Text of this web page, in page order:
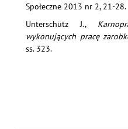
Społeczne 2013 nr 2, 21-28.
Unterschütz J.,
wykonujących pracę
ss. 323.